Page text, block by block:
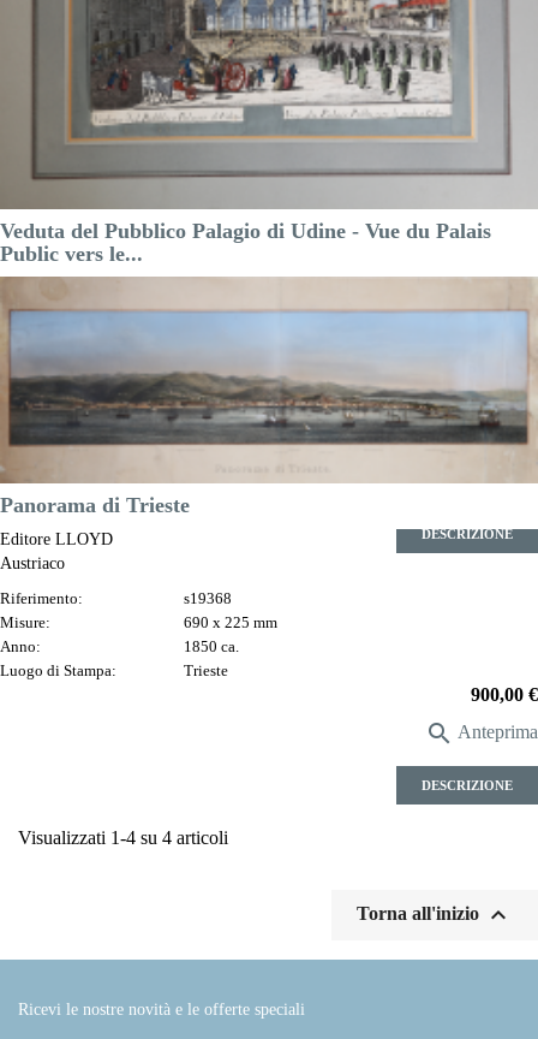
Veduta del Pubblico Palagio di Udine - Vue du Palais
Public vers le...
REMONDINI
Misure:
405 x 290 mm
Anno:
1780 ca.
Luogo di Stampa:
Bassano del Grappa
Prezzo
500,00 €
Anteprima
DESCRIZIONE
Panorama di Trieste
Editore LLOYD
Austriaco
Riferimento:
s19368
Misure:
690 x 225 mm
Anno:
1850 ca.
Luogo di Stampa:
Trieste
Prezzo
900,00 €
 Anteprima
DESCRIZIONE
Visualizzati 1-4 su 4 articoli
Torna all'inizio 
Ricevi le nostre novità e le offerte speciali